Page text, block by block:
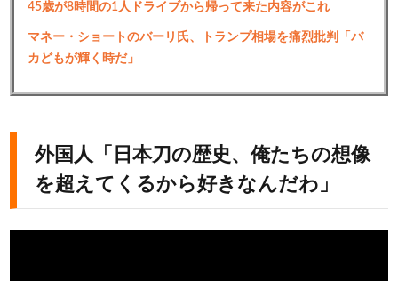
45歳が8時間の1人ドライブから帰って来た内容がこれ
マネー・ショートのバーリ氏、トランプ相場を痛烈批判「バ
カどもが輝く時だ」
外国人「日本刀の歴史、俺たちの想像
を超えてくるから好きなんだわ」